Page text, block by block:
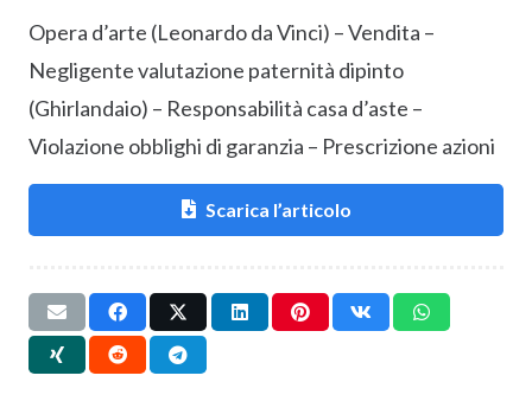
Opera d’arte (Leonardo da Vinci) – Vendita –
Negligente valutazione paternità dipinto
(Ghirlandaio) – Responsabilità casa d’aste –
Violazione obblighi di garanzia – Prescrizione azioni
Scarica l’articolo